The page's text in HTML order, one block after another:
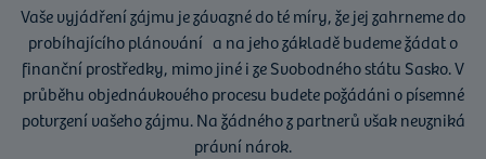
Vaše vyjádření zájmu je závazné do té míry, že jej zahrneme do
probíhajícího plánování a na jeho základě budeme žádat o
finanční prostředky, mimo jiné i ze Svobodného státu Sasko. V
průběhu objednávkového procesu budete požádáni o písemné
potvrzení vašeho zájmu. Na žádného z partnerů však nevzniká
právní nárok.